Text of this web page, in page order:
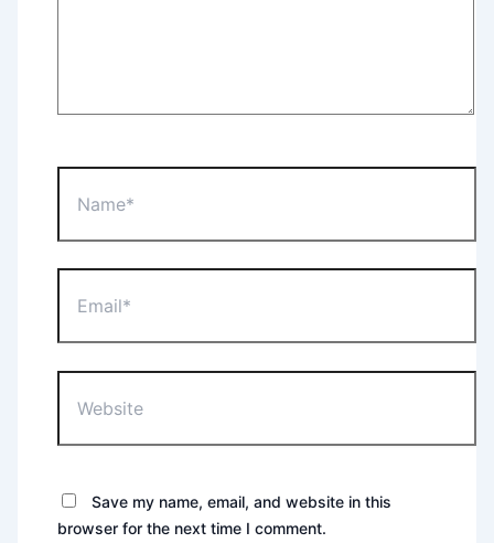
Save my name, email, and website in this
browser for the next time I comment.